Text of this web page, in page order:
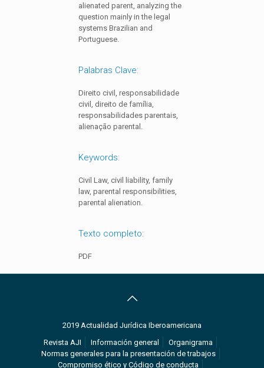
alienated parent, analyzing the
question mainly in the legal
systems Brazilian and
Portuguese.
Palabras Clave:
Direito civil, responsabilidade
civil, direito de família,
responsabilidades parentais,
alienação parental.
Keywords:
Civil Law, civil liability, family
law, parental responsibilities,
parental alienation.
Texto completo:
PDF
2019 Actualidad Jurídica Iberoamericana
Revista AJI
Información general
Organigrama
Normas generales para la presentación de trabajos
Compromiso ético y Código de conducta